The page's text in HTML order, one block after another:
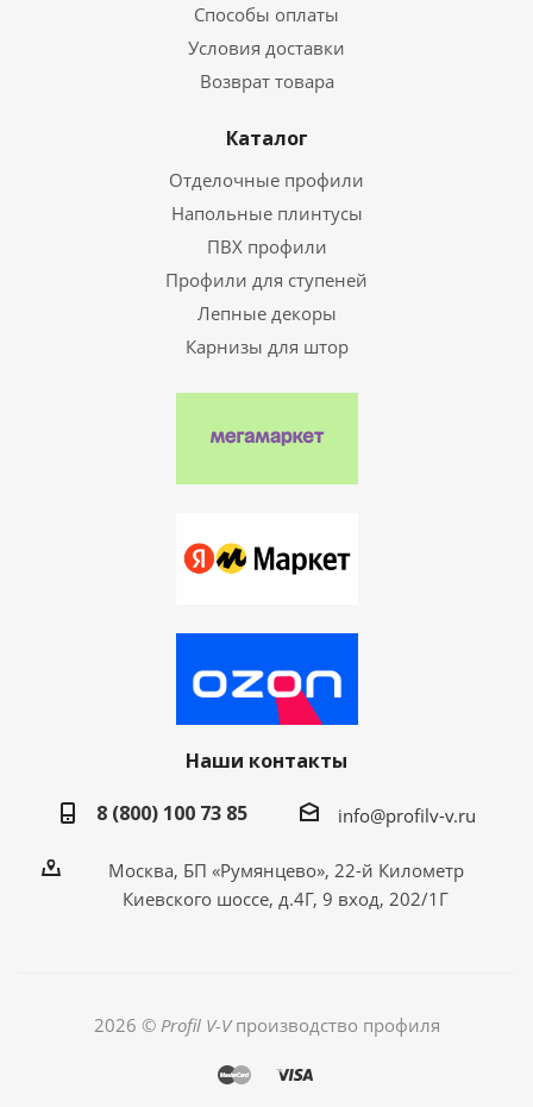
Способы оплаты
Условия доставки
Возврат товара
Каталог
Отделочные профили
Напольные плинтусы
ПВХ профили
Профили для ступеней
Лепные декоры
Карнизы для штор
Наши контакты
8 (800) 100 73 85
info@profilv-v.ru
Москва, БП «Румянцево», 22-й Километр
Киевского шоссе, д.4Г, 9 вход, 202/1Г
2026 © Profil V-Vпроизводство профиля